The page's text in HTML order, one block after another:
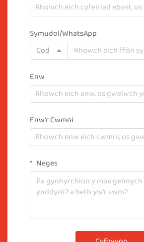
Symudol/WhatsApp
Cod
Enw
Enw'r Cwmni
Neges